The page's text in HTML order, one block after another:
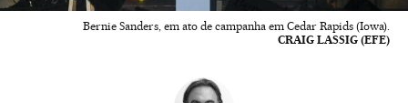
Bernie Sanders, em ato de campanha em Cedar Rapids (Iowa).
CRAIG LASSIG (EFE)